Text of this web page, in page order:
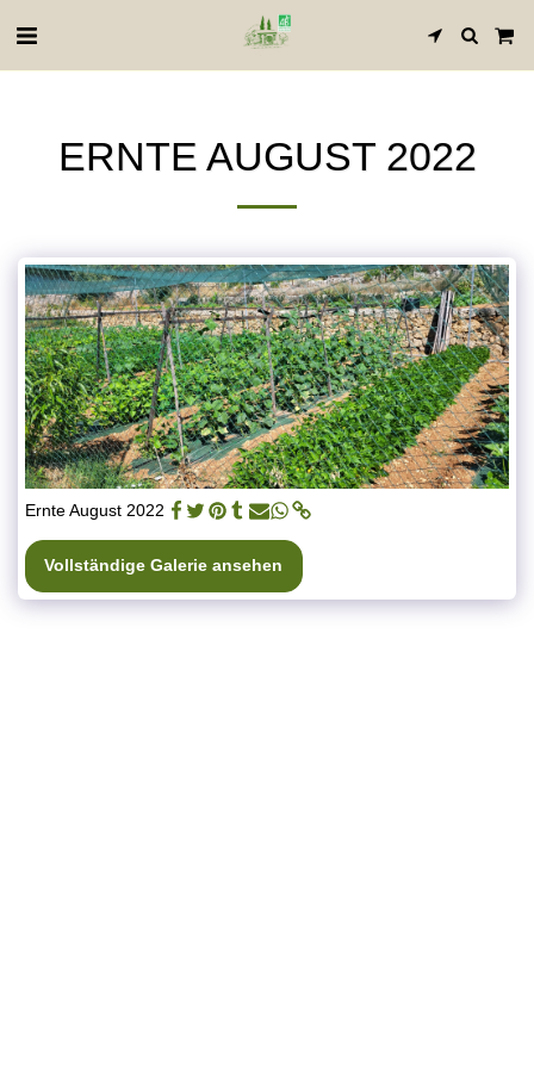
ERNTE AUGUST 2022
Ernte August 2022
Vollständige Galerie ansehen